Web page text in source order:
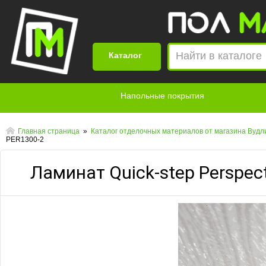
Каталог Найти в каталоге
Напольные покрытия
Главная страница » Каталог отделочных материалов от магазина
PER1300-2
Ламинат Quick-step